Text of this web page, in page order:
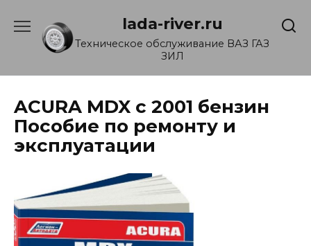
содержанию
lada-river.ru
Техническое обслуживание ВАЗ ГАЗ
ЗИЛ
ACURA MDX с 2001 бензин
Пособие по ремонту и
эксплуатации